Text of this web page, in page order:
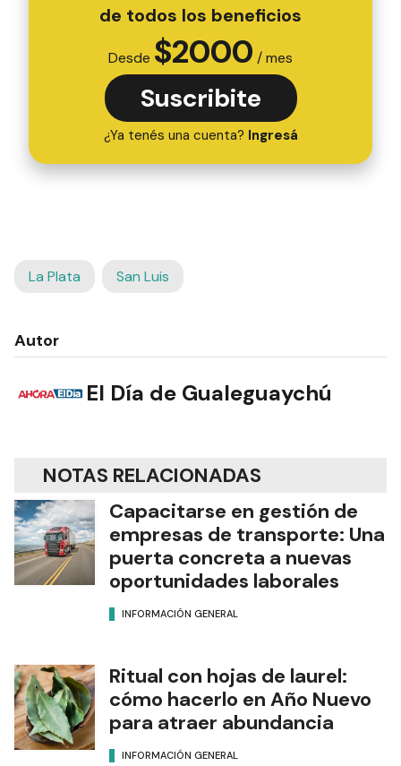
de todos los beneficios
Desde $2000 / mes
Suscribite
¿Ya tenés una cuenta? Ingresá
La Plata San Luis
Autor
El Día de Gualeguaychú
NOTAS RELACIONADAS
Capacitarse en gestión de
empresas de transporte: Una
puerta concreta a nuevas
oportunidades laborales
INFORMACIÓN GENERAL
Ritual con hojas de laurel:
cómo hacerlo en Año Nuevo
para atraer abundancia
INFORMACIÓN GENERAL